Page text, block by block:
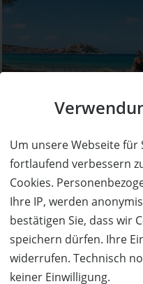
Um unsere Webseite
fortlaufend verbessern
Cookies.
Ihre IP, werden
bestätigen Sie, dass wir
speichern dürfen. Ihre
widerrufen. Technisch
keiner Einwilligung.
Rhomberg Reisen
1 Woche Korsika
Unterkunft
Gutschein
Ort: Dornbirn
Wert:
1.720,- €
Preis:
860,- €